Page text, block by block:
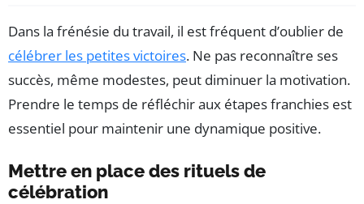
Dans la frénésie du travail, il est fréquent d’oublier de
célébrer les petites victoires. Ne pas reconnaître ses
succès, même modestes, peut diminuer la motivation.
Prendre le temps de réfléchir aux étapes franchies est
essentiel pour maintenir une dynamique positive.
Mettre en place des rituels de
célébration